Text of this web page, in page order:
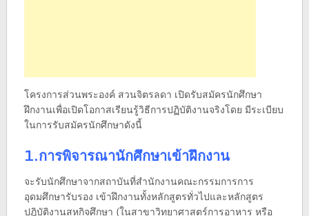
โครงการส่วนพระองค์ สวนจิตรลดา เปิดรับสมัครนักศึกษา
ฝึกงานเพื่อเปิดโอกาสเรียนรู้วิธีการปฏิบัติงานจริงโดย มีระเบียบ
ในการรับสมัครนักศึกษาดังนี้
1.การพิจารณานักศึกษาเข้าฝึกงาน
จะรับนักศึกษาจากสถาบันที่สำนักงานคณะกรรมการการ
อุดมศึกษารับรอง เข้าฝึกงานทั้งหลักสูตรทั่วไปและหลักสูตร
ปฎิบัติงานสหกิจศึกษา (ในสาขาวิทยาศาสตร์การอาหาร หรือ